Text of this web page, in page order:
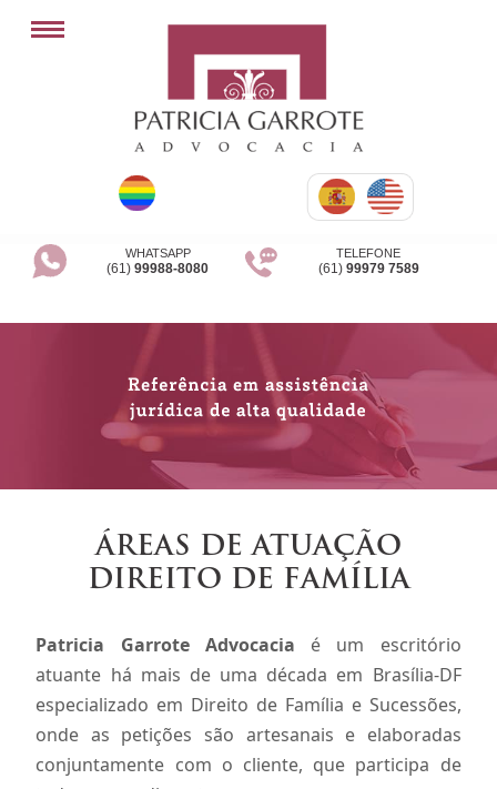
WHATSAPP
(61)99988-8080
TELEFONE
(61) 99979 7589
ÁREAS DE ATUAÇÃO
DIREITO DE FAMÍLIA
Patricia Garrote Advocacia é um escritório
atuante há mais de uma década em Brasília-DF
especializado em Direito de Família e Sucessões,
onde as petições são artesanais e elaboradas
conjuntamente com o cliente, que participa de